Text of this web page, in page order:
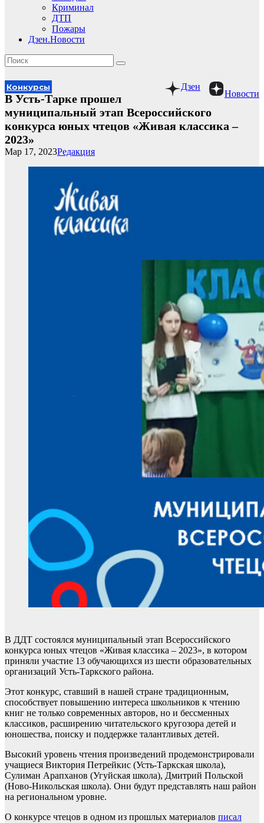
Криминал
ДТП
Пожары
Дзен.Новости
Новости
Дзен
Конкурсы
В Усть-Тарке прошел
муниципальный этап Всероссийского
конкурса юных чтецов «Живая классика –
2023»
Редакция
Мар 17, 2023
В ДДТ состоялся муниципальный этап Всероссийского
конкурса юных чтецов «Живая классика – 2023», в котором
приняли участие 13 обучающихся из шести образовательных
организаций Усть-Таркского района.
Этот конкурс, ставший в нашей стране традиционным,
способствует повышению интереса школьников к чтению
книг не только современных авторов, но и бессменных
классиков, расширению читательского кругозора детей и
юношества, поиску и поддержке талантливых детей.
Высокий уровень чтения произведений продемонстрировали
учащиеся Виктория Петрейкис (Усть-Таркская школа),
Сулиман Арапханов (Угуйская школа), Дмитрий Польской
(Ново-Никольская школа). Они будут представлять наш район
на региональном уровне.
О конкурсе чтецов в одном из прошлых материалов писал